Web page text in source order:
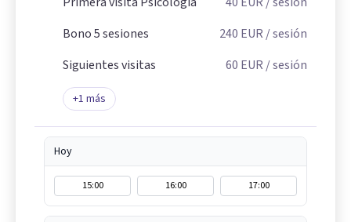
Bono 5 sesiones
240 EUR/ sesión
Siguientes visitas
60 EUR/ sesión
+1 más
Hoy
15:00 16:00 17:00